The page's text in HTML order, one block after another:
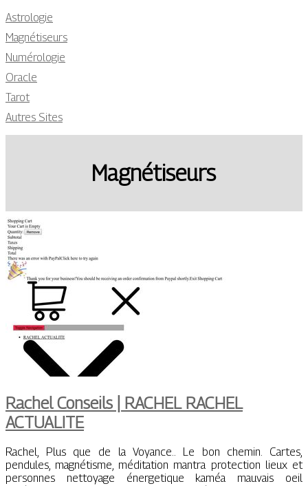
Astrologie
Magnétiseurs
Numérologie
Oracle
Tarot
Autres Sites
Magnétiseurs
Rachel Conseils | RACHEL RACHEL
ACTUALITE
Rachel, Plus que de la Voyance.. Le bon chemin. Cartes,
pendules, magnétisme, méditation mantra protection lieux et
personnes nettoyage énergetique kaméa mauvais oeil